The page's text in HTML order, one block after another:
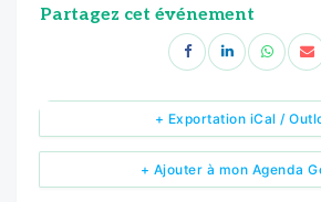
Partagez cet événement
+ Ajouter à mon Agenda
+ Exportation iCal /